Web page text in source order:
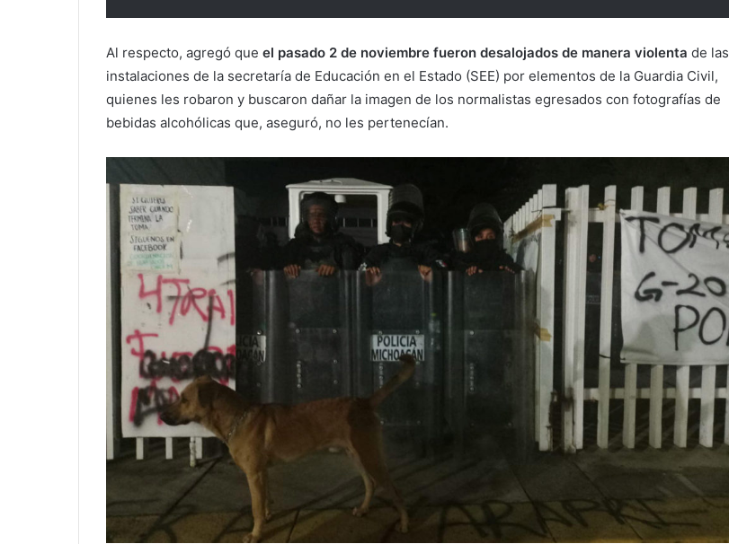
Al respecto, agregó que el pasado 2 de noviembre fueron desalojados de manera violenta de las
instalaciones de la secretaría de Educación en el Estado (SEE) por elementos de la Guardia Civil,
quienes les robaron y buscaron dañar la imagen de los normalistas egresados con fotografías de
bebidas alcohólicas que, aseguró, no les pertenecían.